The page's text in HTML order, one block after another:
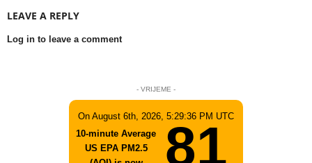
LEAVE A REPLY
Log in to leave a comment
- VRIJEME -
On August 6th, 2026, 5:29:36 PM UTC
10-minute Average
US EPA PM2.5
81